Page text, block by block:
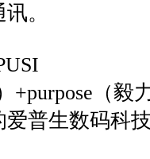
。
（毅
普生数码科